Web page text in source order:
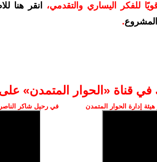
للفكر اليساري والتقدمي،
انقر هنا
.
في قناة ‫«الحوار المتمدن» على
إدارة الحوار المتمدن في رحيل شاكر